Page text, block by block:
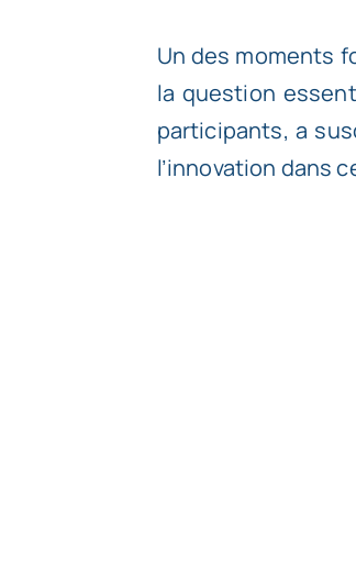
Un des moments
la question
participants, a
l’innovation dans